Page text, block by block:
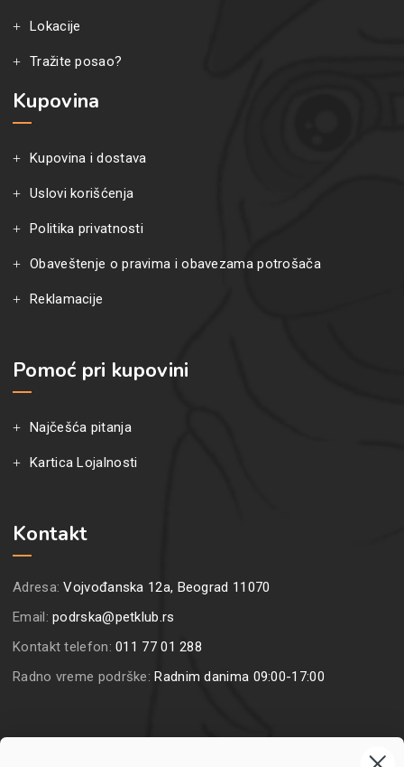
Lokacije
Tražite posao?
Kupovina
Kupovina i dostava
Uslovi korišćenja
Politika privatnosti
Obaveštenje o pravima i obavezama potrošača
Reklamacije
Pomoć pri kupovini
Najčešća pitanja
Kartica Lojalnosti
Kontakt
Adresa:Vojvođanska 12a, Beograd 11070
Email:podrska@petklub.rs
Kontakt telefon:011 77 01 288
Radno vreme podrške:Radnim danima 09:00-17:00